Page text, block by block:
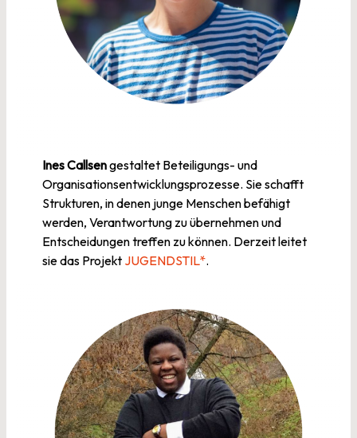
Ines Callsengestaltet Beteiligungs- und
Organisationsentwicklungsprozesse. Sie schafft
Strukturen, in denen junge Menschen befähigt
werden, Verantwortung zu übernehmen und
Entscheidungen treffen zu können. Derzeit leitet
sie das Projekt JUGENDSTIL*.